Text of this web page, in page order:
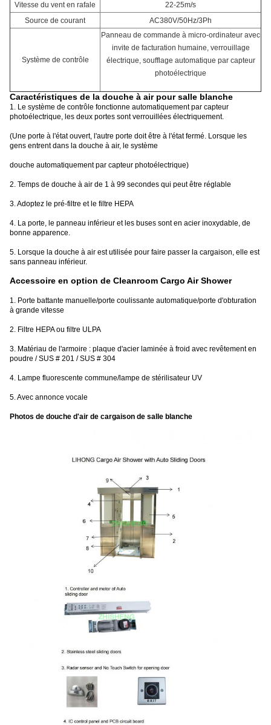
Vitesse du vent en rafale
22-25m/s
Source de courant
AC380V/50Hz/3Ph
Système de contrôle
Panneau de commande à micro-ordinateur avec
invite de facturation humaine, verrouillage
électrique, soufflage automatique par capteur
photoélectrique
Caractéristiques de la douche à air pour salle blanche
1. Le système de contrôle fonctionne automatiquement par capteur
photoélectrique, les deux portes sont verrouillées électriquement.
(Une porte à l'état ouvert, l'autre porte doit être à l'état fermé. Lorsque les
gens entrent dans la douche à air, le système
douche automatiquement par capteur photoélectrique)
2. Temps de douche à air de 1 à 99 secondes qui peut être réglable
3. Adoptez le pré-filtre et le filtre HEPA
4. La porte, le panneau inférieur et les buses sont en acier inoxydable, de
bonne apparence.
5. Lorsque la douche à air est utilisée pour faire passer la cargaison, elle est
sans panneau inférieur.
Accessoire en option de Cleanroom Cargo Air Shower
1. Porte battante manuelle/porte coulissante automatique/porte d'obturation
à grande vitesse
2. Filtre HEPA ou filtre ULPA
3. Matériau de l'armoire : plaque d'acier laminée à froid avec revêtement en
poudre / SUS # 201 / SUS # 304
4. Lampe fluorescente commune/lampe de stérilisateur UV
5. Avec annonce vocale
Photos de douche d'air de cargaison de salle blanche